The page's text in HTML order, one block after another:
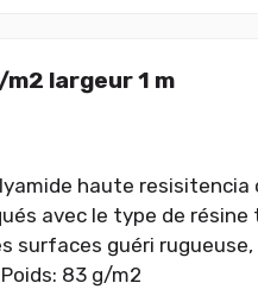
largeur 1 m
haute resisitencia
avec le type de résine
surfaces guéri
83 g/m2